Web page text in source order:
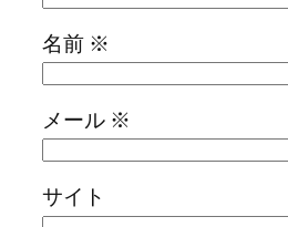
名前 ※
メール ※
サイト